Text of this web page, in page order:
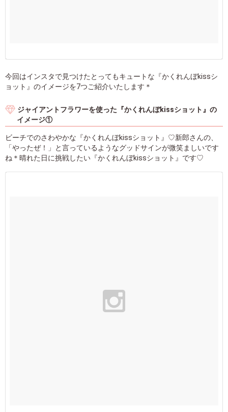
今回はインスタで見つけたとってもキュートな『かくれんぼkissシ
ョット』のイメージを7つご紹介いたします＊
ジャイアントフラワーを使った『かくれんぼkissショット』の
イメージ①
ビーチでのさわやかな『かくれんぼkissショット』♡新郎さんの、
「やったぜ！」と言っているようなグッドサインが微笑ましいです
ね＊晴れた日に挑戦したい『かくれんぼkissショット』です♡